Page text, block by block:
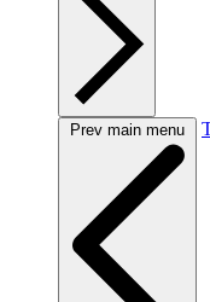
Prev main menu